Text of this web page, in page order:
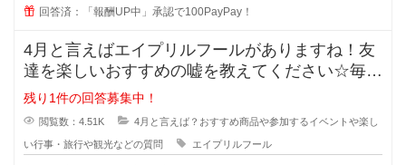
回答済：「報酬UP中」承認で100PayPay！
4月と言えばエイプリルフールがありますね！友
達を楽しいおすすめの嘘を教えてください☆毎年
考えますが、中々上手に騙す事が出
残り1件の回答募集中！
閲覧数：4.51K 4月と言えば？おすすめ商品や参加するイベントや楽し
い行事・旅行や観光などの質問 エイプリルフール